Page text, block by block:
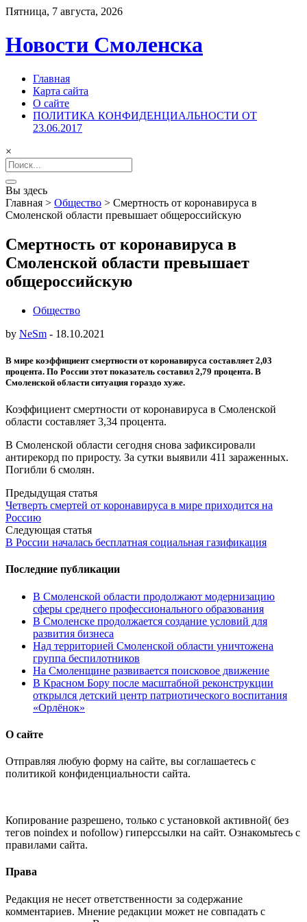
Пятница, 7 августа, 2026
Новости Смоленска
Главная
Карта сайта
О сайте
ПОЛИТИКА КОНФИДЕНЦИАЛЬНОСТИ ОТ
23.06.2017
×
Search
for:
Вы здесь
Главная > Общество > Смертность от коронавируса в
Смоленской области превышает общероссийскую
Смертность от коронавируса в
Смоленской области превышает
общероссийскую
Общество
by NeSm - 18.10.2021
В мире коэффициент смертности от коронавируса составляет 2,03
процента. По России этот показатель составил 2,79 процента. В
Смоленской области ситуация гораздо хуже.
Коэффициент смертности от коронавируса в Смоленской
области составляет 3,34 процента.
В Смоленской области сегодня снова зафиксировали
антирекорд по приросту. За сутки выявили 411 зараженных.
Погибли 6 смолян.
Post
navigation
Предыдущая статья
Четверть смертей от коронавируса в мире приходится на
Россию
Следующая статья
В России началась бесплатная социальная газификация
Последние публикации
В Смоленской области продолжают модернизацию
сферы среднего профессионального образования
В Смоленске продолжается создание условий для
развития бизнеса
Над территорией Смоленской области уничтожена
группа беспилотников
На Смоленщине развивается поисковое движение
В Красном Бору после масштабной реконструкции
открылся детский центр патриотического воспитания
«Орлёнок»
О сайте
Отправляя любую форму на сайте, вы соглашаетесь с
политикой конфиденциальности сайта.
Копирование разрешено, только с установкой активной( без
тегов noindex и nofollow) гиперссылки на сайт. Ознакомьтесь с
правилами сайта.
Права
Редакция не несет ответственности за содержание
комментариев. Мнение редакции может не совпадать с